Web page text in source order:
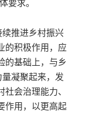
要求。
续推进乡村振兴
的积极作用，应
的基础上，与乡
凝聚起来，发
会治理能力、
作用，以更高起